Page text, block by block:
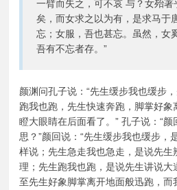
一臂而失之，可不哀 与？女殆
矣，而女求之以为有，是求马于
忘；女服，吾也甚忘。虽然，女
吾有不忘者存。”
颜渊问孔子说：“先生缓步我也缓步
跑我也跑，先生快速奔跑，脚掌好
瞪大眼睛在后面看了。” 孔子说：“
思？”颜回说：“先生缓步我也缓步，
样说；先生急走我也急走，是说先
理；先生跑我也跑，是说先生讲说大
至先生好象脚掌离开地面般迅跑，而